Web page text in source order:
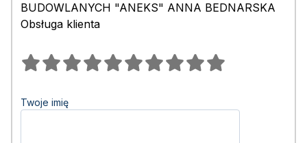
BUDOWLANYCH "ANEKS" ANNA BEDNARSKA
Obsługa klienta
Twoje imię